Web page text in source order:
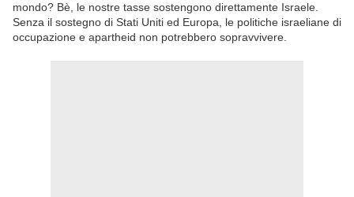
mondo? Bè, le nostre tasse sostengono direttamente Israele.
Senza il sostegno di Stati Uniti ed Europa, le politiche israeliane di
occupazione e apartheid non potrebbero sopravvivere.